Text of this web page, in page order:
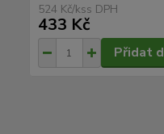
524 Kč/ks
433 Kč
Přidat